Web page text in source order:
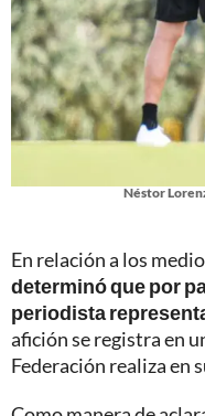
Néstor
En relación a los
determinó que por
periodista
afición se registra en
Federación realiza en